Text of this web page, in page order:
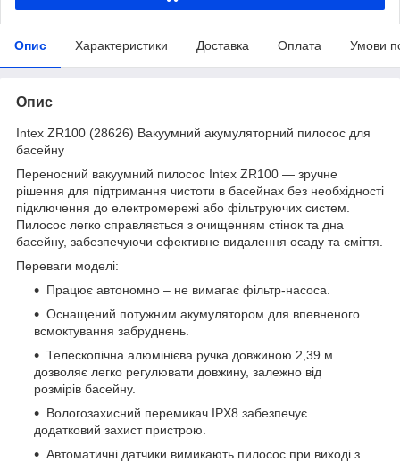
Опис Характеристики Доставка Оплата Умови
Опис
Intex ZR100 (28626) Вакуумний акумуляторний пилосос для
басейну
Переносний вакуумний пилосос Intex ZR100 — зручне
рішення для підтримання чистоти в басейнах без необхідності
підключення до електромережі або фільтруючих систем.
Пилосос легко справляється з очищенням стінок та дна
басейну, забезпечуючи ефективне видалення осаду та сміття.
Переваги моделі:
Працює автономно – не вимагає фільтр-насоса.
Оснащений потужним акумулятором для впевненого
всмоктування забруднень.
Телескопічна алюмінієва ручка довжиною 2,39 м
дозволяє легко регулювати довжину, залежно від
розмірів басейну.
Вологозахисний перемикач IPX8 забезпечує
додатковий захист пристрою.
Автоматичні датчики вимикають пилосос при виході з